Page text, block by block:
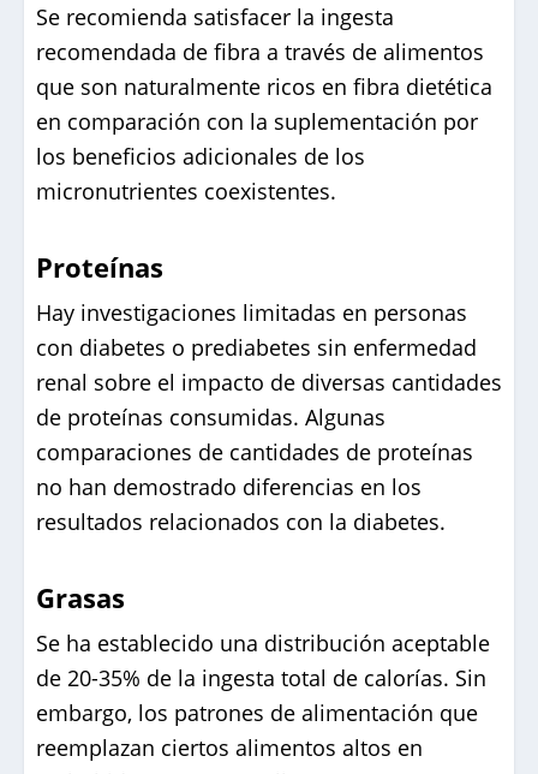
Se recomienda satisfacer la ingesta
recomendada de fibra a través de alimentos
que son naturalmente ricos en fibra dietética
en comparación con la suplementación por
los beneficios adicionales de los
micronutrientes coexistentes.
Proteínas
Hay investigaciones limitadas en personas
con diabetes o prediabetes sin enfermedad
renal sobre el impacto de diversas cantidades
de proteínas consumidas. Algunas
comparaciones de cantidades de proteínas
no han demostrado diferencias en los
resultados relacionados con la diabetes.
Grasas
Se ha establecido una distribución aceptable
de 20-35% de la ingesta total de calorías. Sin
embargo, los patrones de alimentación que
reemplazan ciertos alimentos altos en